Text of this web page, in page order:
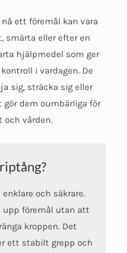
varianter.
De
olika
alternativen
kan
väljas
på
ett föremål kan vara
smärta eller efter en
hjälpmedel som ger
i vardagen. De
sig, sträcka sig eller
dem oumbärliga för
och vården.
och säkrare.
upp föremål utan att
kroppen. Det
ett stabilt grepp och